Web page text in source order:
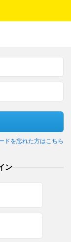
ドを忘れた方はこちら
ン